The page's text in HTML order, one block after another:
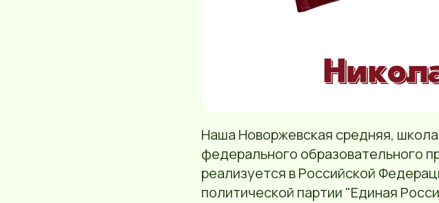
Наша Новоржевская средняя,
федерального образовательного
реализуется в Российской
политической партии "Единая